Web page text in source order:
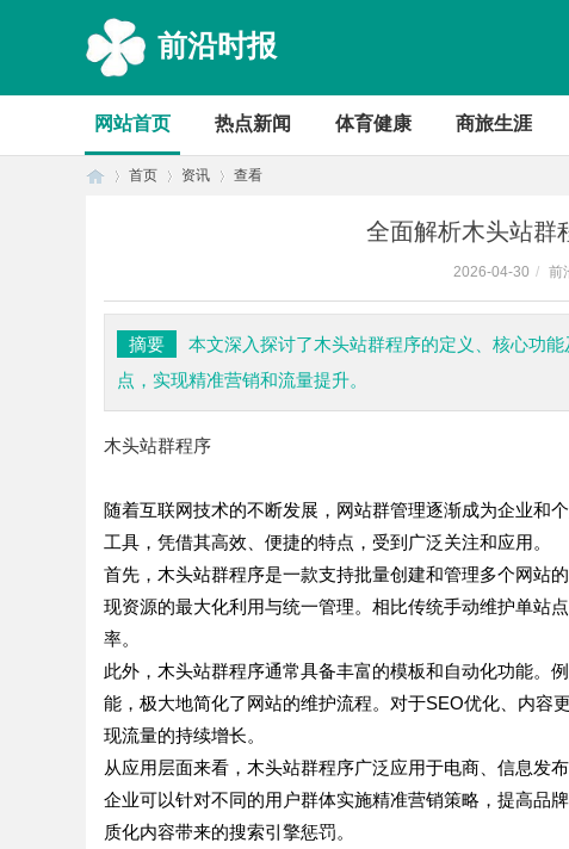
前沿时报
网站首页 热点新闻 体育健康 商旅生涯
首页 资讯 查看
全面解析木头站群
2026-04-30 / 前
摘要
本文深入探讨了木头站群程序的定义、核心功
点，实现精准营销和流量提升。
木头站群程序
随着互联网技术的不断发展，网站群管理逐渐成为企业和
工具，凭借其高效、便捷的特点，受到广泛关注和应用。
首先，木头站群程序是一款支持批量创建和管理多个网站
现资源的最大化利用与统一管理。相比传统手动维护单站
率。
此外，木头站群程序通常具备丰富的模板和自动化功能。
能，极大地简化了网站的维护流程。对于SEO优化、内容
现流量的持续增长。
从应用层面来看，木头站群程序广泛应用于电商、信息发
企业可以针对不同的用户群体实施精准营销策略，提高品
质化内容带来的搜索引擎惩罚。